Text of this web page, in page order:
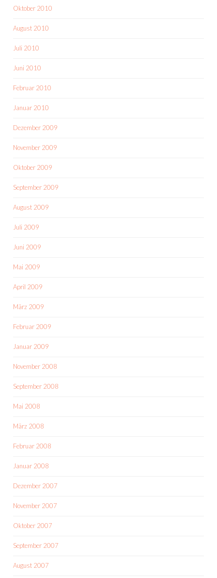
Oktober 2010
August 2010
Juli 2010
Juni 2010
Februar 2010
Januar 2010
Dezember 2009
November 2009
Oktober 2009
September 2009
August 2009
Juli 2009
Juni 2009
Mai 2009
April 2009
März 2009
Februar 2009
Januar 2009
November 2008
September 2008
Mai 2008
März 2008
Februar 2008
Januar 2008
Dezember 2007
November 2007
Oktober 2007
September 2007
August 2007